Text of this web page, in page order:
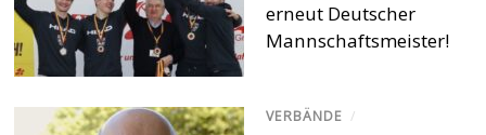
erneut Deutscher
Mannschaftsmeister!
VERBÄNDE /